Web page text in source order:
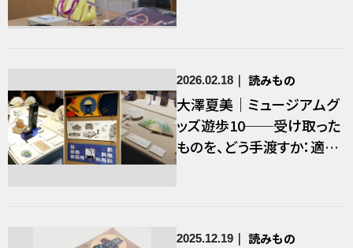
2026.02.18 読みもの
大澤夏美｜ミュージアムグ
ッズ遊歩10──受け取った
ものを、どう手渡すか：適塾
2025.12.19 読みもの